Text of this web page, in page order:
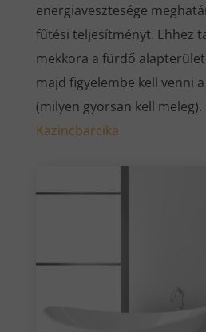
energiavesztesége
fűtési teljesítményt. Ehhez
mekkora a fürdő
majd figyelembe kell venni
(milyen gyorsan kell meleg).
Kazincbarcika